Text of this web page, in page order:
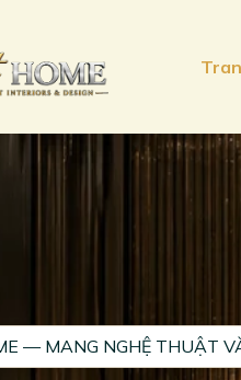
— MANG NGHỆ THUẬT